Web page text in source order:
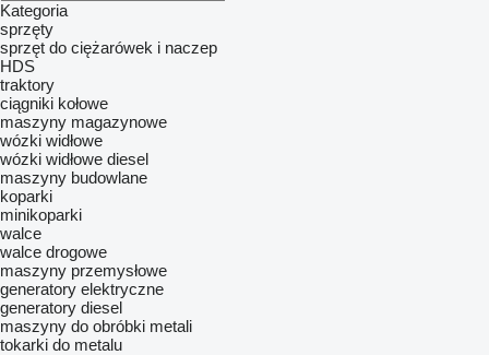
Kategoria
sprzęty
sprzęt do ciężarówek i naczep
HDS
traktory
ciągniki kołowe
maszyny magazynowe
wózki widłowe
wózki widłowe diesel
maszyny budowlane
koparki
minikoparki
walce
walce drogowe
maszyny przemysłowe
generatory elektryczne
generatory diesel
maszyny do obróbki metali
tokarki do metalu